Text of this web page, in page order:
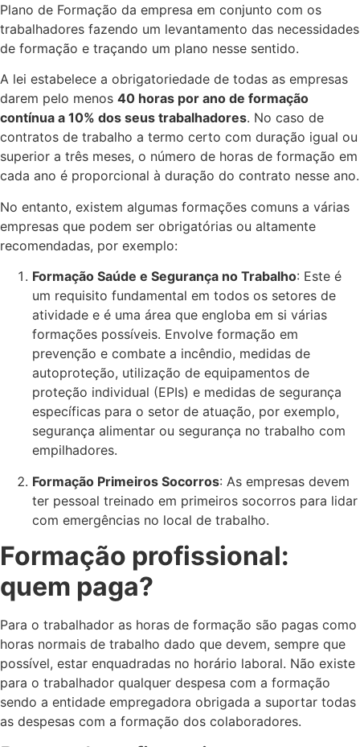
Plano de Formação da empresa em conjunto com os
trabalhadores fazendo um levantamento das necessidades
de formação e traçando um plano nesse sentido.
A lei estabelece a obrigatoriedade de todas as empresas
darem pelo menos 40 horas por ano de formação
contínua a 10% dos seus trabalhadores. No caso de
contratos de trabalho a termo certo com duração igual ou
superior a três meses, o número de horas de formação em
cada ano é proporcional à duração do contrato nesse ano.
No entanto, existem algumas formações comuns a várias
empresas que podem ser obrigatórias ou altamente
recomendadas, por exemplo:
Formação Saúde e Segurança no Trabalho: Este é
um requisito fundamental em todos os setores de
atividade e é uma área que engloba em si várias
formações possíveis. Envolve formação em
prevenção e combate a incêndio, medidas de
autoproteção, utilização de equipamentos de
proteção individual (EPIs) e medidas de segurança
específicas para o setor de atuação, por exemplo,
segurança alimentar ou segurança no trabalho com
empilhadores.
Formação Primeiros Socorros: As empresas devem
ter pessoal treinado em primeiros socorros para lidar
com emergências no local de trabalho.
Formação profissional:
quem paga?
Para o trabalhador as horas de formação são pagas como
horas normais de trabalho dado que devem, sempre que
possível, estar enquadradas no horário laboral. Não existe
para o trabalhador qualquer despesa com a formação
sendo a entidade empregadora obrigada a suportar todas
as despesas com a formação dos colaboradores.